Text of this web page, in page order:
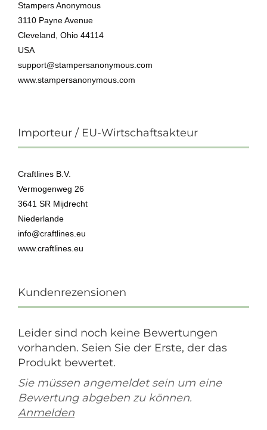
Stampers Anonymous
3110 Payne Avenue
Cleveland, Ohio 44114
USA
support@stampersanonymous.com
www.stampersanonymous.com
Importeur / EU-Wirtschaftsakteur
Craftlines B.V.
Vermogenweg 26
3641 SR Mijdrecht
Niederlande
info@craftlines.eu
www.craftlines.eu
Kundenrezensionen
Leider sind noch keine Bewertungen
vorhanden. Seien Sie der Erste, der das
Produkt bewertet.
Sie müssen angemeldet sein um eine
Bewertung abgeben zu können.
Anmelden